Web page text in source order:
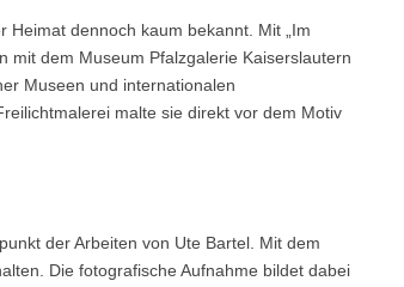
dennoch kaum bekannt. Mit „Im
mit dem Museum Pfalzgalerie Kaiserslautern
Museen und internationalen
malte sie direkt vor dem Motiv
der Arbeiten von Ute Bartel. Mit dem
Die fotografische Aufnahme bildet dabei